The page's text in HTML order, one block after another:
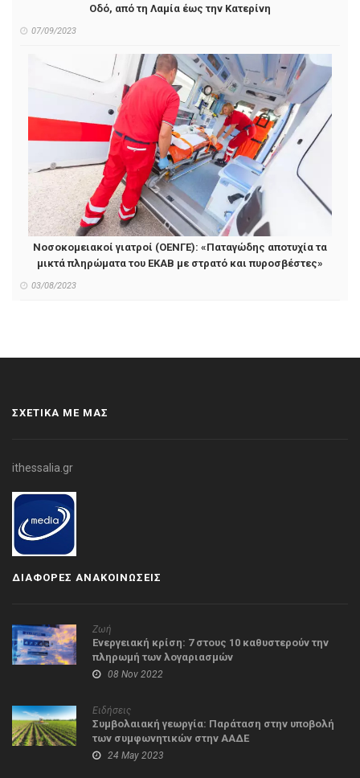
Οδό, από τη Λαμία έως την Κατερίνη
07/09/2023
Νοσοκομειακοί γιατροί (ΟΕΝΓΕ): «Παταγώδης αποτυχία τα
μικτά πληρώματα του ΕΚΑΒ με στρατό και πυροσβέστες»
03/08/2023
ΣΧΕΤΙΚΑ ΜΕ ΜΑΣ
ithessalia.gr
ΔΙΑΦΟΡΕΣ ΑΝΑΚΟΙΝΩΣΕΙΣ
Ζωή
Ενεργειακή κρίση: 7 στους 10 καθυστερούν την
πληρωμή των λογαριασμών
08 Nov 2022
Ειδήσεις
Συμβολαιακή γεωργία: Παράταση στην υποβολή
των συμφωνητικών στην ΑΑΔΕ
24 May 2023